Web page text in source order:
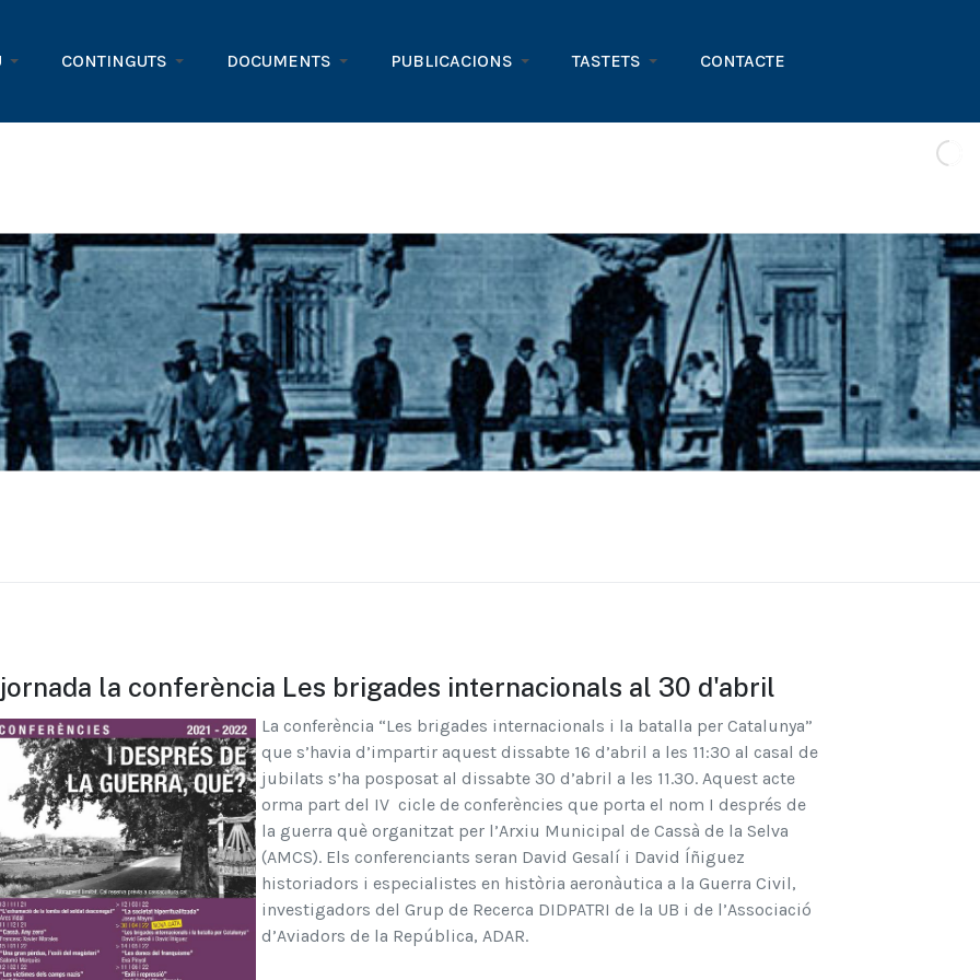
CONTINGUTS DOCUMENTS PUBLICACIONS TASTETS CONTACTE
la conferència Les brigades internacionals al 30 d'abril
La conferència “Les brigades internacionals i la batalla per Catalunya”
que s’havia d’impartir aquest dissabte 16 d’abril a les 11:30 al casal de
jubilats s’ha posposat al dissabte 30 d’abril a les 11.30. Aquest acte
orma part del IV cicle de conferències que porta el nom I després de
la guerra què organitzat per l’Arxiu Municipal de Cassà de la Selva
(AMCS). Els conferenciants seran David Gesalí i David Íñiguez
historiadors i especialistes en història aeronàutica a la Guerra Civil,
investigadors del Grup de Recerca DIDPATRI de la UB i de l’Associació
d’Aviadors de la República, ADAR.